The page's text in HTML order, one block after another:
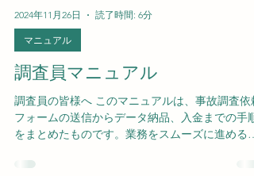
2024年11月26日 読了時間: 6分
マニュアル
調査員マニュアル
調査員の皆様へ このマニュアルは、事故調査依頼
フォームの送信からデータ納品、入金までの手順
をまとめたものです。業務をスムーズに進めるた